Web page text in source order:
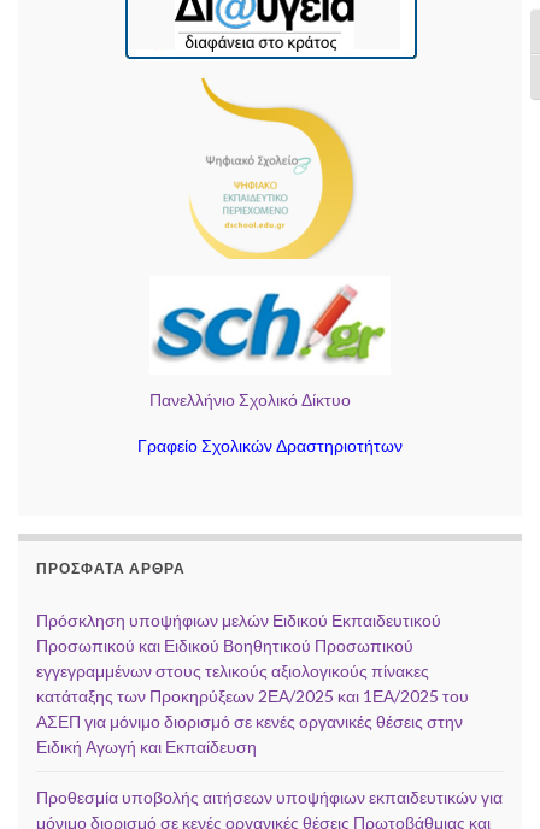
Πανελλήνιο Σχολικό Δίκτυο
Γραφείο Σχολικών Δραστηριοτήτων
ΠΡΌΣΦΑΤΑ ΆΡΘΡΑ
Πρόσκληση υποψήφιων μελών Ειδικού Εκπαιδευτικού
Προσωπικού και Ειδικού Βοηθητικού Προσωπικού
εγγεγραμμένων στους τελικούς αξιολογικούς πίνακες
κατάταξης των Προκηρύξεων 2ΕΑ/2025 και 1ΕΑ/2025 του
ΑΣΕΠ για μόνιμο διορισμό σε κενές οργανικές θέσεις στην
Ειδική Αγωγή και Εκπαίδευση
Προθεσμία υποβολής αιτήσεων υποψήφιων εκπαιδευτικών για
μόνιμο διορισμό σε κενές οργανικές θέσεις Πρωτοβάθμιας και